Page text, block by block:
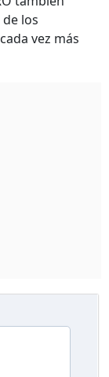
los
vez más